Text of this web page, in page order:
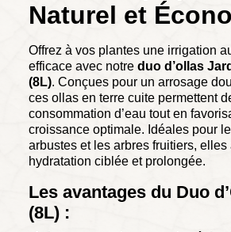
Naturel et
Offrez à vos plantes une irrigation
efficace avec notre duo d’ollas
(8L). Conçues pour un arrosage
ces ollas en terre cuite permettent
consommation d’eau tout en
croissance optimale. Idéales pour
arbustes et les arbres fruitiers, elles
hydratation ciblée et prolongée.
Les avantages du Duo
(8L) :